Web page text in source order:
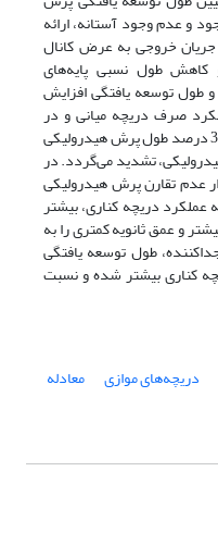
و عدم وجود آستانه، ارائه
خروجی به عرض کانال
کاهش طول نسبی پایه‌های
طول توسعه یافتگی افزایش
صرف دریچه میانی و در
شرایطی که طول پایه‌های جداکننده از 38 درصد طول پرش هیدرولیکی
تشدید می‌گردد. در
عدم تقارن پرش هیدرولیکی
دریچه کناری، بیشتر
و عمق ثانویه کمتری را به
طول توسعه یافتگی
کناری بیشتر شده و نسبت
دریچه‌های موازی معادله